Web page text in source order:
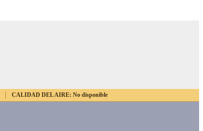
CALIDAD DEL AIRE: No disponible